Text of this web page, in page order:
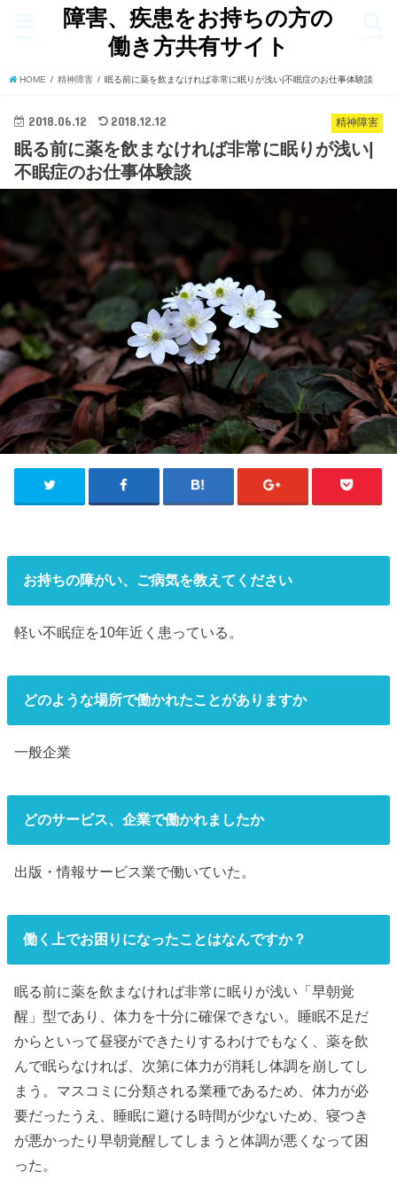
障害、疾患をお持ちの方の
働き方共有サイト
HOME 精神障害 眠る前に薬を飲まなければ非常に眠りが浅い|不眠症のお仕事体験談
精神障害
2018.06.12 2018.12.12
眠る前に薬を飲まなければ非常に眠りが浅い|
不眠症のお仕事体験談
お持ちの障がい、ご病気を教えてください
軽い不眠症を10年近く患っている。
どのような場所で働かれたことがありますか
一般企業
どのサービス、企業で働かれましたか
出版・情報サービス業で働いていた。
働く上でお困りになったことはなんですか？
眠る前に薬を飲まなければ非常に眠りが浅い「早朝覚
醒」型であり、体力を十分に確保できない。睡眠不足だ
からといって昼寝ができたりするわけでもなく、薬を飲
んで眠らなければ、次第に体力が消耗し体調を崩してし
まう。マスコミに分類される業種であるため、体力が必
要だったうえ、睡眠に避ける時間が少ないため、寝つき
が悪かったり早朝覚醒してしまうと体調が悪くなって困
った。